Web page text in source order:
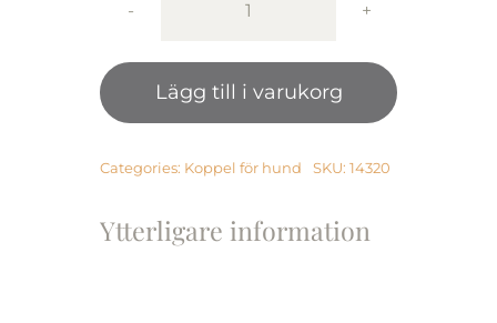
Active
Leather
Leash
(pcp
1,2×180
Black
mängd
Lägg till i varukorg
Categories: Koppel för hund SKU: 14320
Ytterligare information